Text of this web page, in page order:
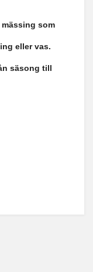
som
eller vas.
säsong till